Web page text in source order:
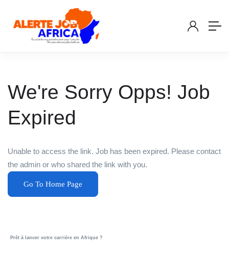
We're Sorry Opps! Job
Expired
Unable to access the link. Job has been expired. Please contact
the admin or who shared the link with you.
Go To Home Page
Prêt à lancer votre carrière en Afrique ?